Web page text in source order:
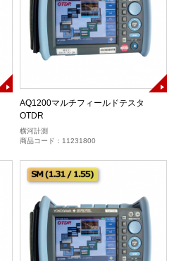
AQ1200マルチフィールドテスタ
OTDR
横河計測
商品コード：11231800